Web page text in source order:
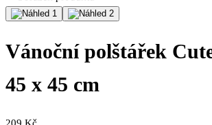
Vánoční polštářek
45 x 45 cm